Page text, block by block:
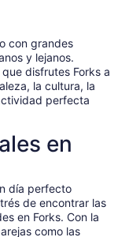
con grandes
y lejanos.
disfrutes Forks a
la cultura, la
perfecta
en
día perfecto
de encontrar las
en Forks. Con la
como las